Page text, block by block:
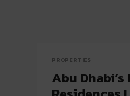
PROPERTIES
Abu